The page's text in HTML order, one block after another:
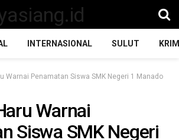
INTERNASIONAL SULUT
Warnai Penamatan Siswa SMK Negeri 1 Manado
Warnai
Siswa SMK Negeri